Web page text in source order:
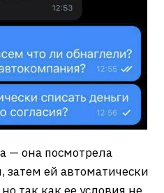
— она посмотрела
ей автоматически